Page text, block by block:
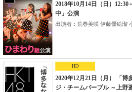
2018年10月14日（日）
中」公演
出演者：荒巻美咲 伊藤優絵瑠
HD
2020年12月21日（月） 「
ジ・チームパープル ～上野